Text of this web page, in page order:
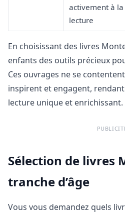
activement à la
lecture
En choisissant des livres
enfants des outils précieux
Ces ouvrages ne se
inspirent et engagent,
lecture unique et enrichissant.
Sélection de livres
tranche d’âge
Vous vous demandez quels